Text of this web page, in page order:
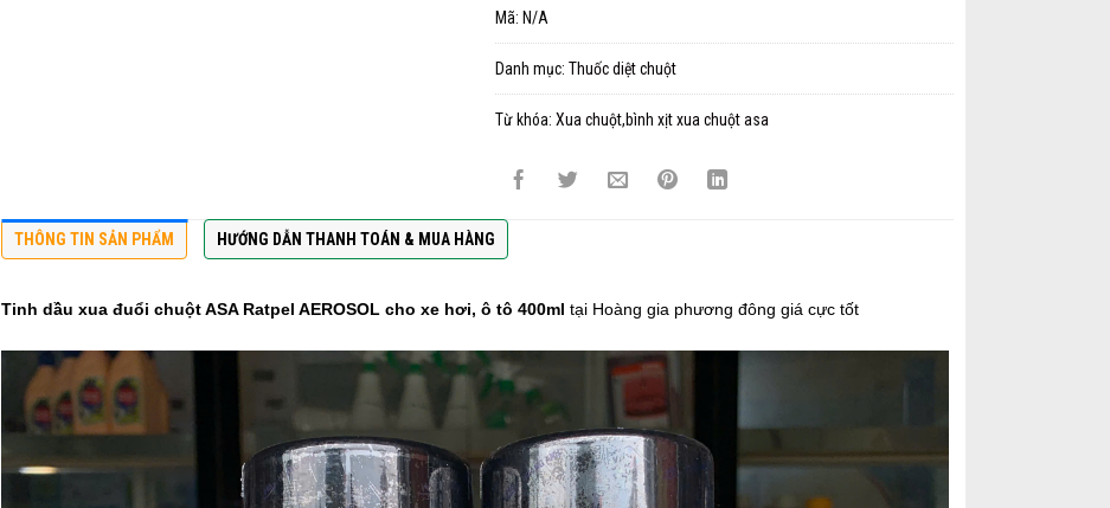
Mã: N/A
Danh mục: Thuốc diệt chuột
Từ khóa: Xua chuột,bình xịt xua chuột asa
THÔNG TIN SẢN PHẨM HƯỚNG DẪN THANH TOÁN & MUA HÀNG
Tinh dầu xua đuổi chuột ASA Ratpel AEROSOL cho xe hơi, ô tô 400ml tại Hoàng gia phương đông giá cực tốt